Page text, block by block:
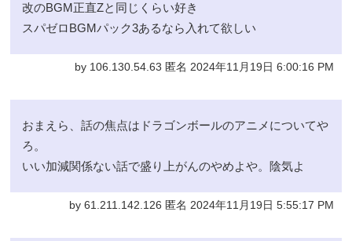
改のBGM正直Zと同じくらい好き
スパゼロBGMパック3あるなら入れて欲しい
by 106.130.54.63 匿名 2024年11月19日 6:00:16 PM
おまえら、話の焦点はドラゴンボールのアニメについてや
ろ。
いい加減関係ない話で盛り上がんのやめよや。陰気よ
by 61.211.142.126 匿名 2024年11月19日 5:55:17 PM